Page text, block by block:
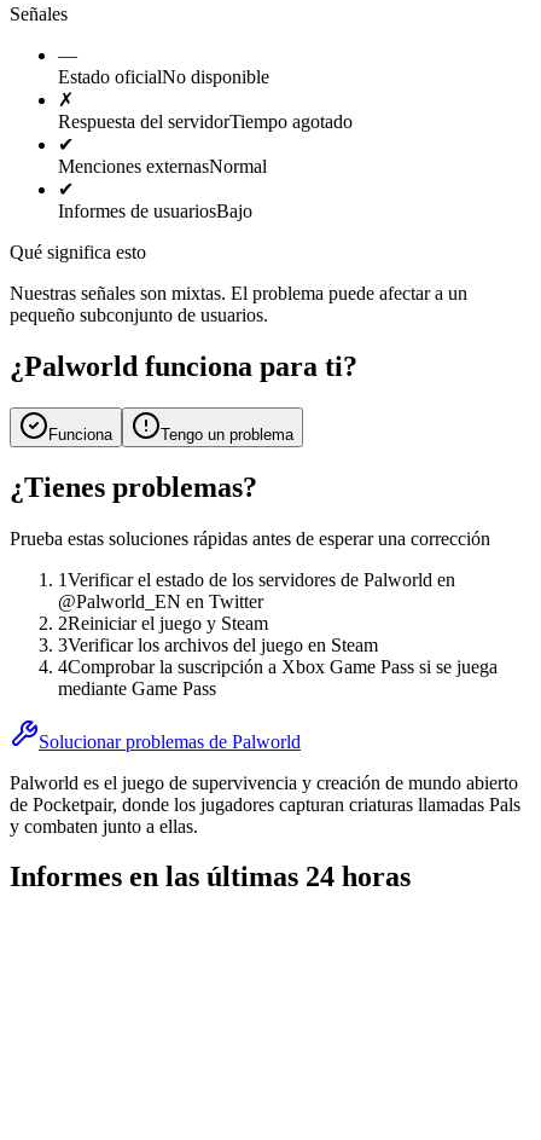
Señales
—
Estado oficialNo disponible
✗
Respuesta del servidorTiempo agotado
✔
Menciones externasNormal
✔
Informes de usuariosBajo
Qué significa esto
Nuestras señales son mixtas. El problema puede afectar a un
pequeño subconjunto de usuarios.
¿Palworld funciona para ti?
Funciona Tengo un problema
¿Tienes problemas?
Prueba estas soluciones rápidas antes de esperar una corrección
1Verificar el estado de los servidores de Palworld en
@Palworld_EN en Twitter
2Reiniciar el juego y Steam
3Verificar los archivos del juego en Steam
4Comprobar la suscripción a Xbox Game Pass si se juega
mediante Game Pass
Solucionar problemas de Palworld
Palworld es el juego de supervivencia y creación de mundo abierto
de Pocketpair, donde los jugadores capturan criaturas llamadas Pals
y combaten junto a ellas.
Informes en las últimas 24 horas